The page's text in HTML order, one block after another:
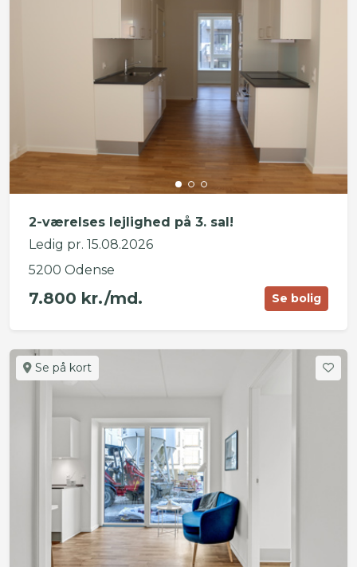
2-værelses lejlighed på 3. sal!
Ledig pr. 15.08.2026
5200 Odense
7.800 kr./md. Se bolig
Se på kort